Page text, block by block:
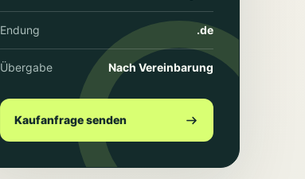
Endung .de
Übergabe Nach Vereinbarung
Kaufanfrage senden